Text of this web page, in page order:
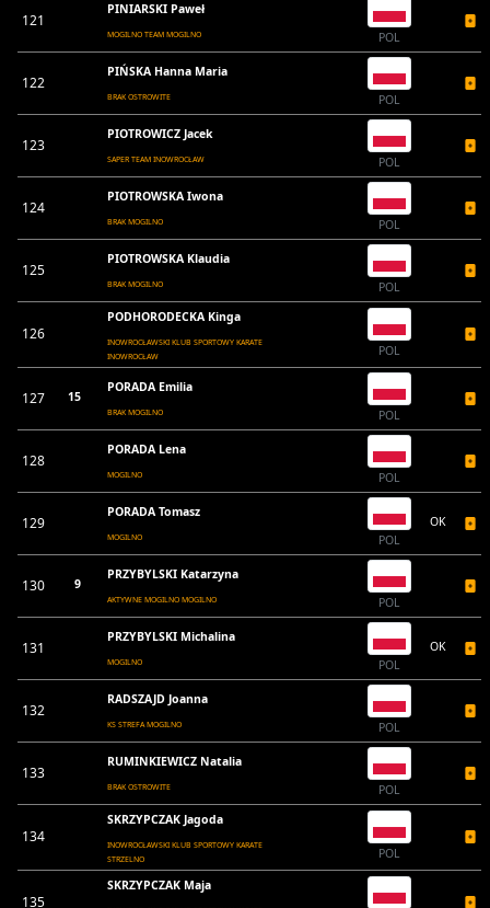
121
PINIARSKI Paweł
MOGILNO TEAM MOGILNO POL
122
PIŃSKA Hanna Maria
BRAK OSTROWITE POL
123
PIOTROWICZ Jacek
SAPER TEAM INOWROCŁAW POL
124
PIOTROWSKA Iwona
BRAK MOGILNO POL
125
PIOTROWSKA Klaudia
BRAK MOGILNO POL
126
PODHORODECKA Kinga
INOWROCŁAWSKI KLUB SPORTOWY KARATE
INOWROCŁAW
POL
127 15
PORADA Emilia
BRAK MOGILNO POL
128
PORADA Lena
MOGILNO POL
129
PORADA Tomasz
MOGILNO POL
OK
130 9
PRZYBYLSKI Katarzyna
AKTYWNE MOGILNO MOGILNO POL
131
PRZYBYLSKI Michalina
MOGILNO POL
OK
132
RADSZAJD Joanna
KS STREFA MOGILNO POL
133
RUMINKIEWICZ Natalia
BRAK OSTROWITE POL
134
SKRZYPCZAK Jagoda
INOWROCŁAWSKI KLUB SPORTOWY KARATE
STRZELNO
POL
135
SKRZYPCZAK Maja